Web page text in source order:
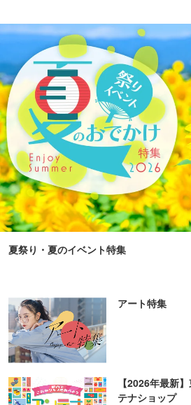
夏祭り・夏のイベント特集
アート特集
【2026年最新
テナショップ